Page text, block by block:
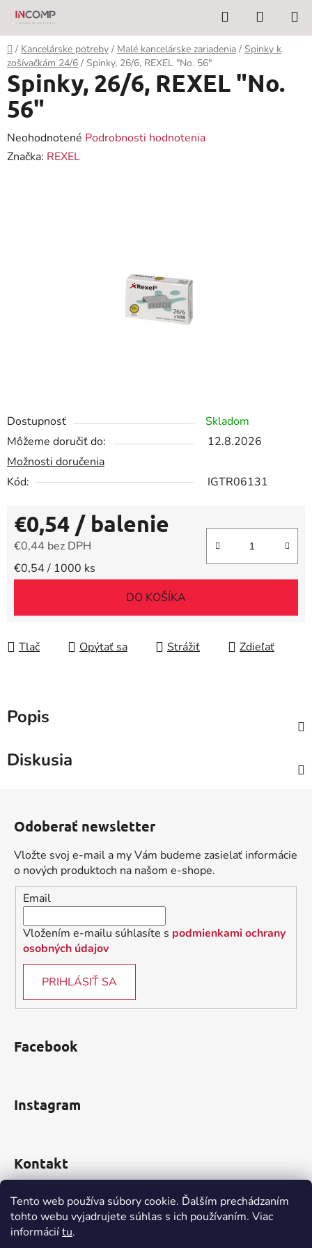
Tento web používa súbory cookie. Ďalším prechádzaním
tohto webu vyjadrujete súhlas s ich používaním. Viac
informáciítu.
Prejsť
obsah
Hľadať
KOŠÍK
Domov
/ Kancelárske potreby / Malé kancelárske zariadenia / Spinky k
zošívačkám 24/6 / Spinky, 26/6, REXEL "No. 56"
Dostupnosť
Skladom
Môžeme doručiť do:
12.8.2026
Možnosti doručenia
Kód:
IGTR06131
€0,54 / balenie
€0,44 bez DPH
Jednotková cena:
€0,54 / 1000 ks
DO KOŠÍKA
Tlač Opýtať sa Strážiť Zdieľať
Spinky, 26/6, REXEL "No.
56"
Priemerné
hodnotenie
Neohodnotené Podrobnosti hodnotenia
Značka: REXEL
Popis
Diskusia
Odoberať newsletter
Vložte svoj e-mail a my Vám budeme zasielať informácie
o nových produktoch na našom e-shope.
Email
Vložením e-mailu súhlasíte s podmienkami ochrany
osobných údajov
PRIHLÁSIŤ SA
Facebook
Instagram
Kontakt
obchod@incomp.sk
0910 999 552